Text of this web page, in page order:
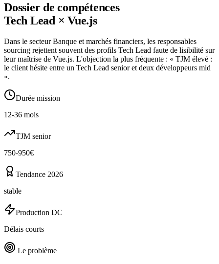
Dossier de compétences
Tech Lead ×Vue.js
Dans le secteur Banque et marchés financiers, les responsables
sourcing rejettent souvent des profils Tech Lead faute de lisibilité sur
leur maîtrise de Vue.js. L'objection la plus fréquente : « TJM élevé :
le client hésite entre un Tech Lead senior et deux développeurs mid
».
Durée mission
12-36 mois
TJM senior
750-950€
Tendance 2026
stable
Production DC
Délais courts
Le problème